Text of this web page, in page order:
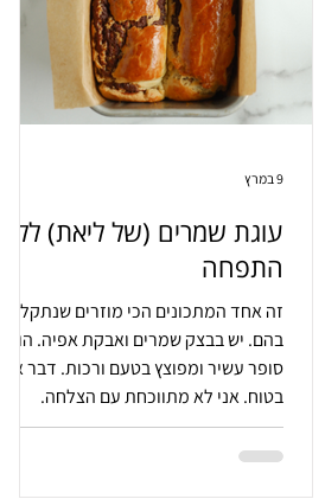
עוגת שמרים (של ליאת) ללא
התפחה
זה אחד המתכונים הכי מוזרים שנתקלתי
בהם. יש בבצק שמרים ואבקת אפיה. הוא
סופר עשיר ומפוצץ בטעם ורכות. דבר אחד
בטוח. אני לא מתווכחת עם הצלחה.
9 במרץ